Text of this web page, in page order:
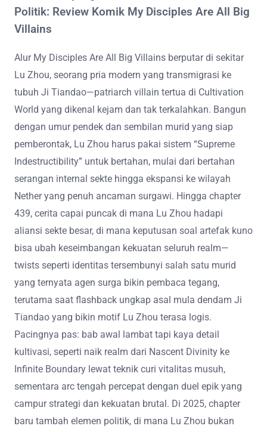
Politik: Review Komik My Disciples Are All Big
Villains
Alur My Disciples Are All Big Villains berputar di sekitar
Lu Zhou, seorang pria modern yang transmigrasi ke
tubuh Ji Tiandao—patriarch villain tertua di Cultivation
World yang dikenal kejam dan tak terkalahkan. Bangun
dengan umur pendek dan sembilan murid yang siap
pemberontak, Lu Zhou harus pakai sistem “Supreme
Indestructibility” untuk bertahan, mulai dari bertahan
serangan internal sekte hingga ekspansi ke wilayah
Nether yang penuh ancaman surgawi. Hingga chapter
439, cerita capai puncak di mana Lu Zhou hadapi
aliansi sekte besar, di mana keputusan soal artefak kuno
bisa ubah keseimbangan kekuatan seluruh realm—
twists seperti identitas tersembunyi salah satu murid
yang ternyata agen surga bikin pembaca tegang,
terutama saat flashback ungkap asal mula dendam Ji
Tiandao yang bikin motif Lu Zhou terasa logis.
Pacingnya pas: bab awal lambat tapi kaya detail
kultivasi, seperti naik realm dari Nascent Divinity ke
Infinite Boundary lewat teknik curi vitalitas musuh,
sementara arc tengah percepat dengan duel epik yang
campur strategi dan kekuatan brutal. Di 2025, chapter
baru tambah elemen politik, di mana Lu Zhou bukan